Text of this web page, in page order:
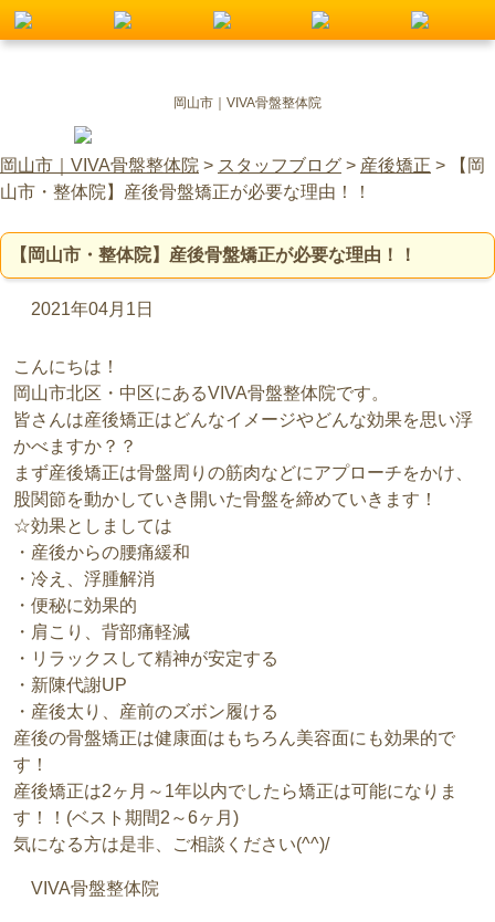
岡山市｜VIVA骨盤整体院
岡山市｜VIVA骨盤整体院 > スタッフブログ > 産後矯正 >
【岡
山市・整体院】産後骨盤矯正が必要な理由！！
【岡山市・整体院】産後骨盤矯正が必要な理由！！
2021年04月1日
こんにちは！
岡山市北区・中区にあるVIVA骨盤整体院です。
皆さんは産後矯正はどんなイメージやどんな効果を思い浮
かべますか？？
まず産後矯正は骨盤周りの筋肉などにアプローチをかけ、
股関節を動かしていき開いた骨盤を締めていきます！
☆効果としましては
・産後からの腰痛緩和
・冷え、浮腫解消
・便秘に効果的
・肩こり、背部痛軽減
・リラックスして精神が安定する
・新陳代謝UP
・産後太り、産前のズボン履ける
産後の骨盤矯正は健康面はもちろん美容面にも効果的で
す！
産後矯正は2ヶ月～1年以内でしたら矯正は可能になりま
す！！(ベスト期間2～6ヶ月)
気になる方は是非、ご相談ください(^^)/
VIVA骨盤整体院